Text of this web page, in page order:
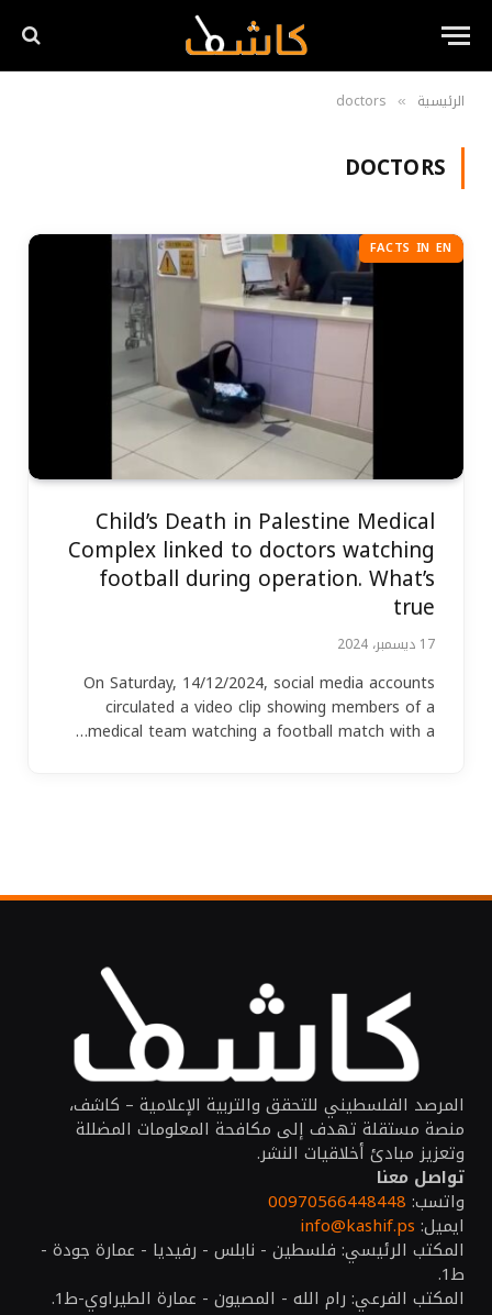
الرئيسية »
doctors
DOCTORS
FACTS IN EN
Child’s Death in Palestine Medical
Complex linked to doctors watching
football during operation. What’s
true
17 ديسمبر، 2024
On Saturday, 14/12/2024, social media accounts
circulated a video clip showing members of a
medical team watching a football match with a…
المرصد الفلسطيني للتحقق والتربية الإعلامية – كاشف،
منصة مستقلة تهدف إلى مكافحة المعلومات المضللة
وتعزيز مبادئ أخلاقيات النشر.
تواصل معنا
واتسب: 00970566448448
ايميل: info@kashif.ps
المكتب الرئيسي: فلسطين - نابلس - رفيديا - عمارة جودة -
ط1.
المكتب الفرعي: رام الله - المصيون - عمارة الطيراوي-ط1.